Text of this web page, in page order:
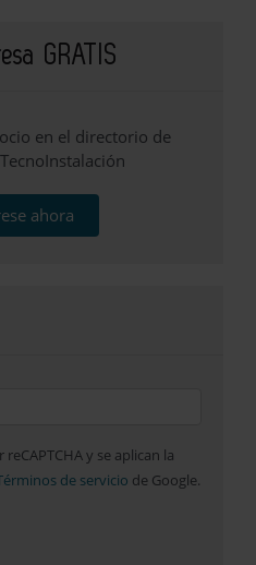
GRATIS
en el directorio de
ahora
y se aplican la
de servicio de Google.